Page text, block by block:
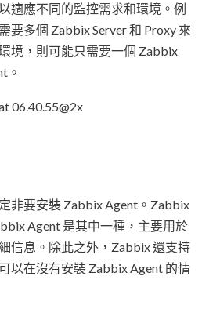
適應不同的監控需求和環境。例
要多個 Zabbix Server 和 Proxy 來
境，則可能只需要一個 Zabbix
。
非要安裝 Zabbix Agent。Zabbix
Agent 是其中一種，主要用於
信息。除此之外，Zabbix 還支持
以在沒有安裝 Zabbix Agent 的情